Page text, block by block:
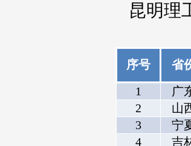
昆明理
序号 省
1
广
2
山
3
宁
4
吉